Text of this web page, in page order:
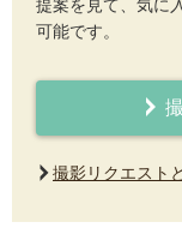
提案を見て、気に
可能です。
撮影リクエスト